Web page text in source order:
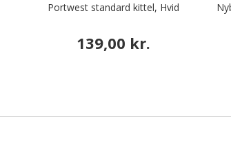
Portwest standard kittel, Hvid
139,00 kr.